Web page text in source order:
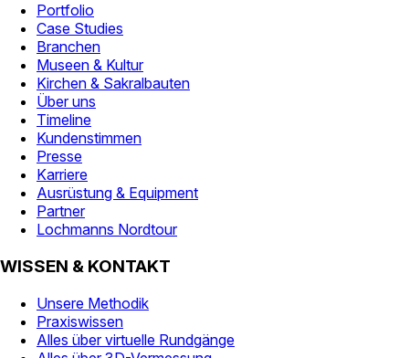
Portfolio
Case Studies
Branchen
Museen & Kultur
Kirchen & Sakralbauten
Über uns
Timeline
Kundenstimmen
Presse
Karriere
Ausrüstung & Equipment
Partner
Lochmanns Nordtour
WISSEN & KONTAKT
Unsere Methodik
Praxiswissen
Alles über virtuelle Rundgänge